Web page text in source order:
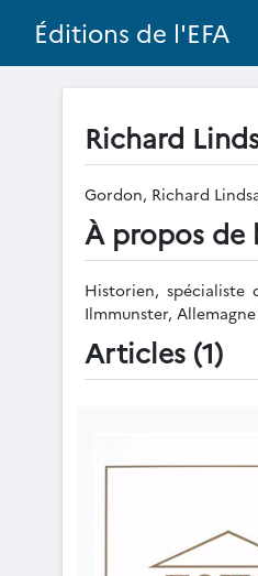
Éditions de l'EFA
Richard
Gordon, Richard
À propos de
Historien, spécialiste
Ilmmunster, Allemagne
Articles (1)